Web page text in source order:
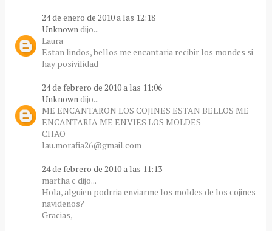
24 de enero de 2010 a las 12:18
Unknown dijo...
Laura
Estan lindos, bellos me encantaria recibir los mondes si
hay posivilidad
24 de febrero de 2010 a las 11:06
Unknown dijo...
ME ENCANTARON LOS COJINES ESTAN BELLOS ME
ENCANTARIA ME ENVIES LOS MOLDES
CHAO
lau.morafia26@gmail.com
24 de febrero de 2010 a las 11:13
martha c dijo...
Hola, alguien podrria enviarme los moldes de los cojines
navideños?
Gracias,